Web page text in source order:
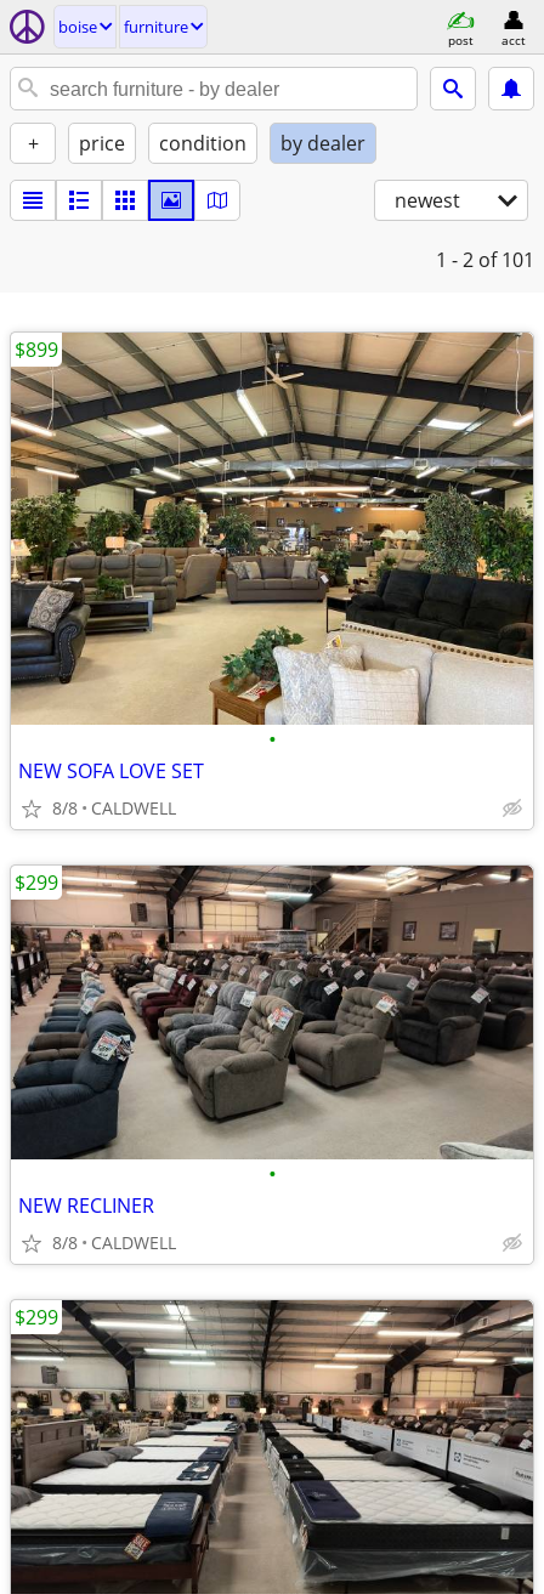
boise furniture
post acct
+ price condition by dealer
newest
1 - 2 of 101
•
NEW SOFA LOVE SET
8/8 CALDWELL
$899
•
NEW RECLINER
8/8 CALDWELL
$299
$299